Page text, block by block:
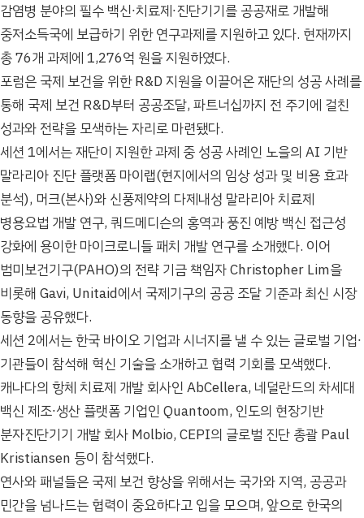
감염병 분야의 필수 백신∙치료제∙진단기기를 공공재로 개발해
중저소득국에 보급하기 위한 연구과제를 지원하고 있다. 현재까지
총 76개 과제에 1,276억 원을 지원하였다.
포럼은 국제 보건을 위한 R&D 지원을 이끌어온 재단의 성공 사례를
통해 국제 보건 R&D부터 공공조달, 파트너십까지 전 주기에 걸친
성과와 전략을 모색하는 자리로 마련됐다.
세션 1에서는 재단이 지원한 과제 중 성공 사례인 노을의 AI 기반
말라리아 진단 플랫폼 마이랩(현지에서의 임상 성과 및 비용 효과
분석), 머크(본사)와 신풍제약의 다제내성 말라리아 치료제
병용요법 개발 연구, 쿼드메디슨의 홍역과 풍진 예방 백신 접근성
강화에 용이한 마이크로니들 패치 개발 연구를 소개했다. 이어
범미보건기구(PAHO)의 전략 기금 책임자 Christopher Lim을
비롯해 Gavi, Unitaid에서 국제기구의 공공 조달 기준과 최신 시장
동향을 공유했다.
세션 2에서는 한국 바이오 기업과 시너지를 낼 수 있는 글로벌 기업∙
기관들이 참석해 혁신 기술을 소개하고 협력 기회를 모색했다.
캐나다의 항체 치료제 개발 회사인 AbCellera, 네덜란드의 차세대
백신 제조∙생산 플랫폼 기업인 Quantoom, 인도의 현장기반
분자진단기기 개발 회사 Molbio, CEPI의 글로벌 진단 총괄 Paul
Kristiansen 등이 참석했다.
연사와 패널들은 국제 보건 향상을 위해서는 국가와 지역, 공공과
민간을 넘나드는 협력이 중요하다고 입을 모으며, 앞으로 한국의